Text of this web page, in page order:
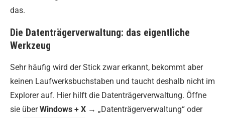
das.
Die Datenträgerverwaltung: das eigentliche
Werkzeug
Sehr häufig wird der Stick zwar erkannt, bekommt aber
keinen Laufwerksbuchstaben und taucht deshalb nicht im
Explorer auf. Hier hilft die Datenträgerverwaltung. Öffne
sie überWindows + X → „Datenträgerverwaltung“ oder